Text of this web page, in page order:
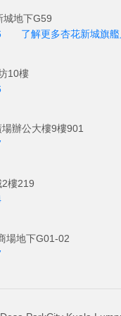
城地下G59
了解更多杏花新城旗
10樓
辦公大樓9樓901
樓219
場地下G01-02